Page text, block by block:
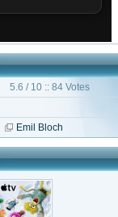
5.6 / 10 :: 84 Votes
Emil Bloch